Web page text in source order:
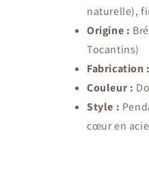
naturelle),
Origine :
Tocantins)
Fabrication :
Couleur :
Style :
cœur en